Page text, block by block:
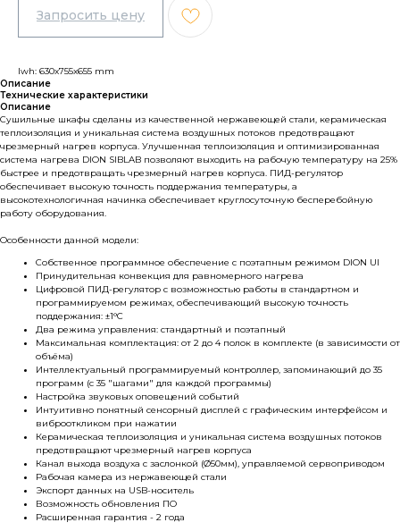
lwh: 630x755x655 mm
Описание
Технические характеристики
Описание
Сушильные шкафы сделаны из качественной нержавеющей стали, керамическая
теплоизоляция и уникальная система воздушных потоков предотвращают
чрезмерный нагрев корпуса. Улучшенная теплоизоляция и оптимизированная
система нагрева DION SIBLAB позволяют выходить на рабочую температуру на 25%
быстрее и предотвращать чрезмерный нагрев корпуса. ПИД-регулятор
обеспечивает высокую точность поддержания температуры, а
высокотехнологичная начинка обеспечивает круглосуточную бесперебойную
работу оборудования.
Особенности данной модели:
Собственное программное обеспечение с поэтапным режимом DION UI
Принудительная конвекция для равномерного нагрева
Цифровой ПИД-регулятор с возможностью работы в стандартном и
программируемом режимах, обеспечивающий высокую точность
поддержания: ±1°С
Два режима управления: стандартный и поэтапный
Максимальная комплектация: от 2 до 4 полок в комплекте (в зависимости от
объёма)
Интеллектуальный программируемый контроллер, запоминающий до 35
программ (с 35 "шагами" для каждой программы)
Настройка звуковых оповещений событий
Интуитивно понятный сенсорный дисплей с графическим интерфейсом и
виброоткликом при нажатии
Керамическая теплоизоляция и уникальная система воздушных потоков
предотвращают чрезмерный нагрев корпуса
Канал выхода воздуха с заслонкой (Ø50мм), управляемой сервоприводом
Рабочая камера из нержавеющей стали
Экспорт данных на USB-носитель
Возможность обновления ПО
Расширенная гарантия - 2 года